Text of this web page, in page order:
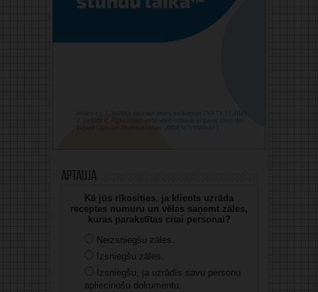
Aptauja
Kā jūs rīkosities, ja klients uzrāda
receptes numuru un vēlas saņemt zāles,
kuras parakstītas citai personai?
Neizsniegšu zāles.
Izsniegšu zāles.
Izsniegšu, ja uzrādīs savu personu
apliecinošu dokumentu.